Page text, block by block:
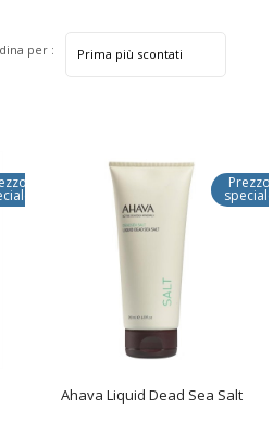
per :
Prezzo
Ahava Liquid Dead Sea Salt